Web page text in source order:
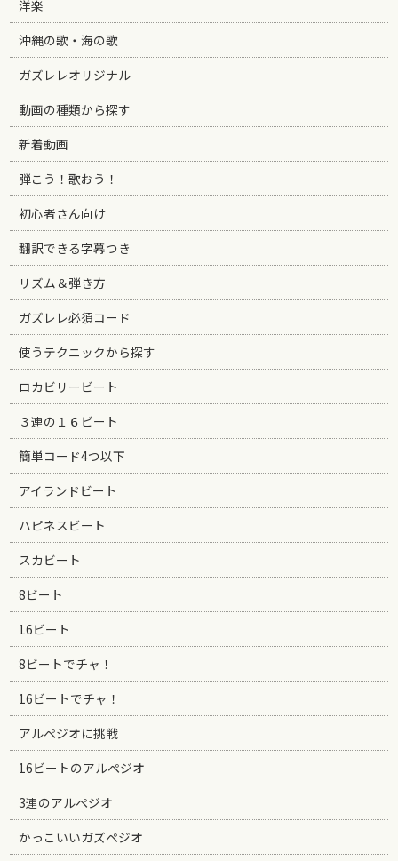
洋楽
沖縄の歌・海の歌
ガズレレオリジナル
動画の種類から探す
新着動画
弾こう！歌おう！
初心者さん向け
翻訳できる字幕つき
リズム＆弾き方
ガズレレ必須コード
使うテクニックから探す
ロカビリービート
３連の１６ビート
簡単コード4つ以下
アイランドビート
ハピネスビート
スカビート
8ビート
16ビート
8ビートでチャ！
16ビートでチャ！
アルペジオに挑戦
16ビートのアルペジオ
3連のアルペジオ
かっこいいガズペジオ